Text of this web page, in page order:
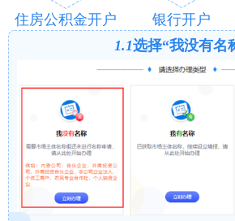
住房公积金开户 银行开户
1.1选择“我没有名